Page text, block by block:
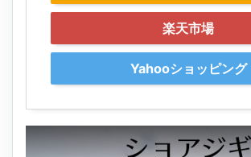
楽天市場
Yahooショッピング